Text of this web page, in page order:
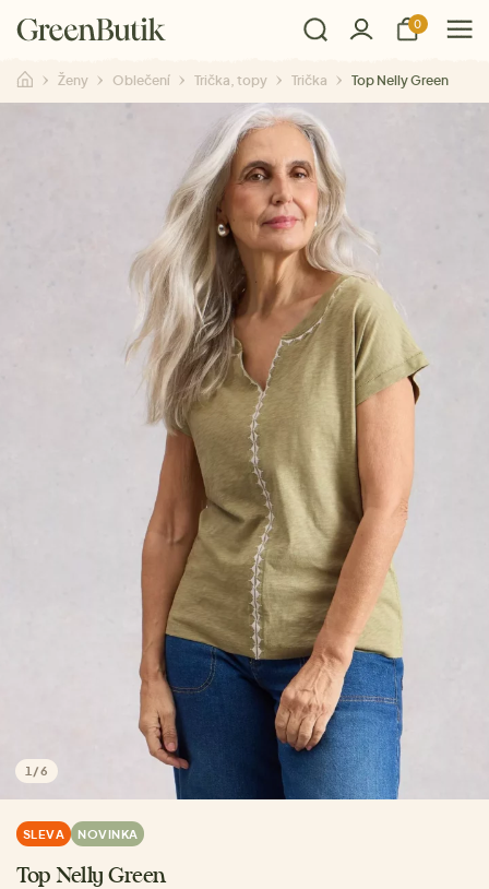
0
Ženy Oblečení Trička, topy Trička Top Nelly Green
1 /6
SLEVA NOVINKA
Top Nelly Green